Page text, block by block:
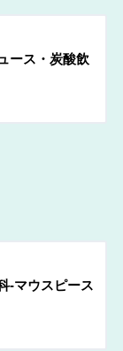
ース・炭酸飲
-マウスピース